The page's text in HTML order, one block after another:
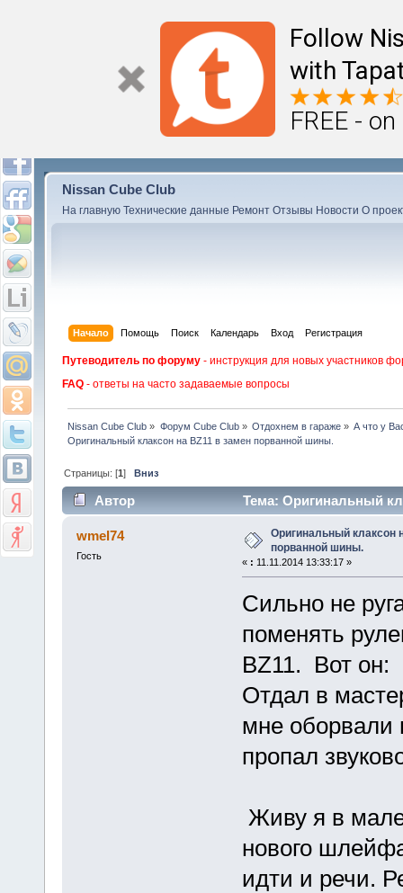
Follow
with
FREE -
Nissan Cube Club
На главную Технические данные Ремонт Отзывы Новости О
Начало Помощь Поиск Календарь Вход Регистрация
Путеводитель по форуму - инструкция для новых участников
FAQ - ответы на часто задаваемые вопросы
Nissan Cube Club » Форум Cube Club» Отдохнем в гараже» А что у
Оригинальный клаксон на BZ11 в замен порванной шины.
Страницы: [1]Вниз
Автор
Тема: Оригинальный
wmel74
Гость
Оригинальный клаксон
порванной шины.
« : 11.11.2014 13:33:17 »
Сильно не
поменять
BZ11. Вот он:
Отдал в
мне
пропал
Живу я в
нового
идти и речи.